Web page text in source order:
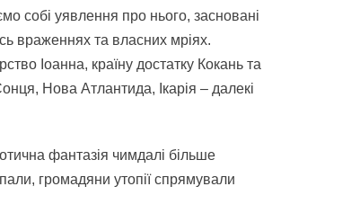
собі уявлення про нього, засновані
враженнях та власних мріях.
Іоанна, країну достатку Кокань та
Нова Атлантида, Ікарія – далекі
фантазія чимдалі більше
громадяни утопії спрямували